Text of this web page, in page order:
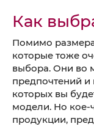
Как
Помимо
которые тоже
выбора. Они во
предпочтений
которых вы
модели. Но кое-
продукции,